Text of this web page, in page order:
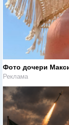
Фото дочери
Реклама